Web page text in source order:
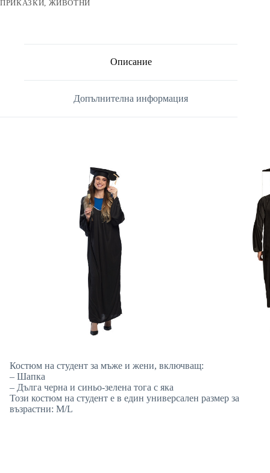
ПРИКАЗКИ, ЖИВОТНИ
Описание
Допълнителна информация
Костюм на студент за мъже и жени, включващ:
– Шапка
– Дълга черна и синьо-зелена тога с яка
Този костюм на студент е в един универсален размер за
възрастни: M/L